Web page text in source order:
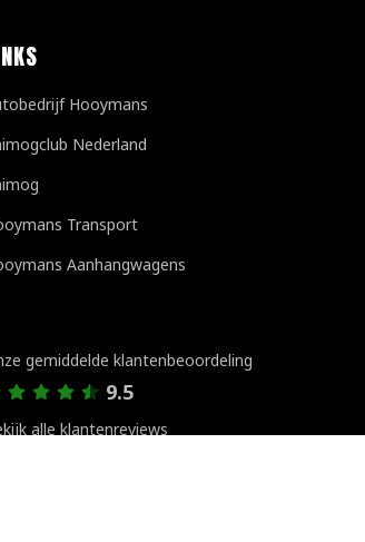
Hooymans
Nederland
Transport
Aanhangwagens
gemiddelde klantenbeoordeling
9.5
alle klantenreviews